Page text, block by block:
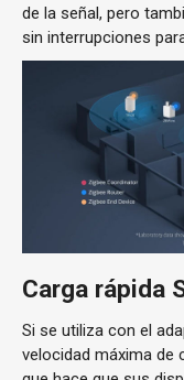
de la señal, pero
sin interrupciones
Carga rápida
Si se utiliza con el
velocidad máxima de